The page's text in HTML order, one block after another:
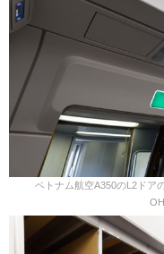
ベトナム航空A350のL2ドア